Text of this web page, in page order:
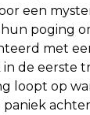
een
poging
met
de eerste
loopt op